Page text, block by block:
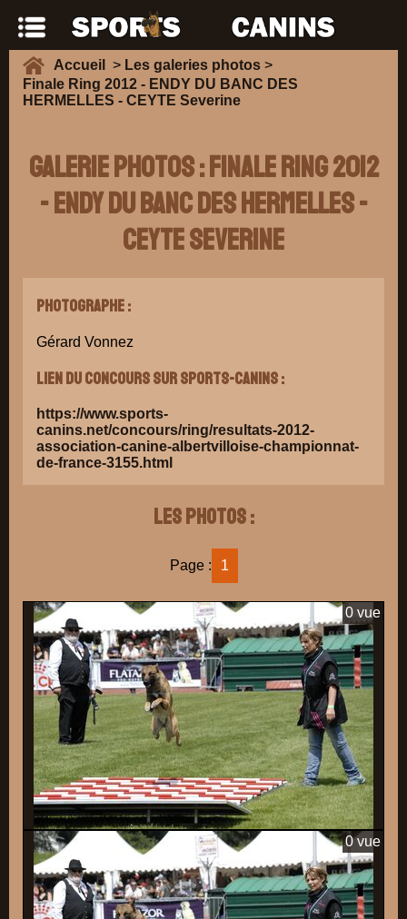
Accueil > Les galeries photos >
Finale Ring 2012 - ENDY DU BANC DES
HERMELLES - CEYTE Severine
Galerie Photos : Finale Ring 2012
- ENDY DU BANC DES HERMELLES -
CEYTE Severine
Photographe :
Gérard Vonnez
Lien du concours sur Sports-Canins :
https://www.sports-
canins.net/concours/ring/resultats-2012-
association-canine-albertvilloise-championnat-
de-france-3155.html
Les photos :
Page : 1
0 vue
0 vue